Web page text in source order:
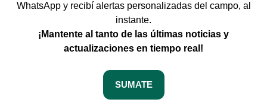
WhatsApp y recibí alertas personalizadas del campo, al
instante.
¡Mantente al tanto de las últimas noticias y
actualizaciones en tiempo real!
SUMATE